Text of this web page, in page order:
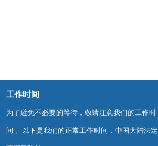
工作时间
为了避免不必要的等待，敬请注意我们的工作时
间 。以下是我们的正常工作时间，中国大陆法定